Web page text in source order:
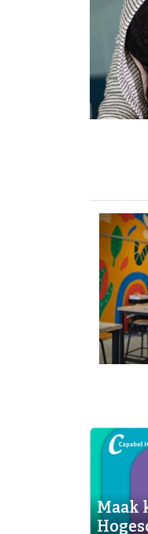
Maak